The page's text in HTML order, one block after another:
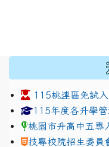
115桃連區免試
link to https://
115年度各升學
桃園市升高中五專
技專校院招生委員